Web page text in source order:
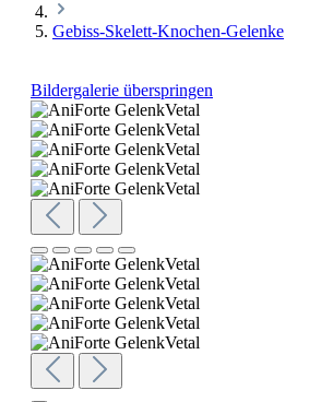
Gebiss-Skelett-Knochen-Gelenke
Bildergalerie überspringen